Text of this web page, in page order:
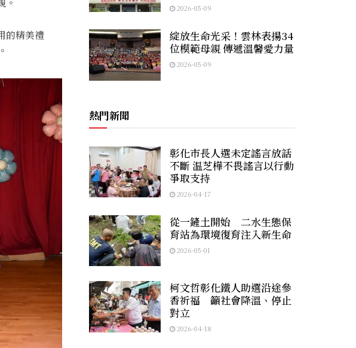
。
的精美禮
2026-05-09
綻放生命光采！雲林表揚34
位模範母親 傳遞溫馨愛力量
2026-05-09
熱門新聞
彰化市長人選未定謠言放話
不斷 温芝樺不畏謠言以行動
爭取支持
2026-04-17
從一鏟土開始 二水生態保
育站為環境復育注入新生命
2026-05-01
柯文哲彰化鐵人助選沿途參
香祈福 籲社會降溫、停止
對立
2026-04-18